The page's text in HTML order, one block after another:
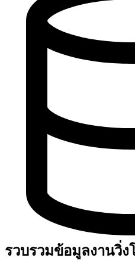
รวบรวมข้อมูลงานวิ่ง